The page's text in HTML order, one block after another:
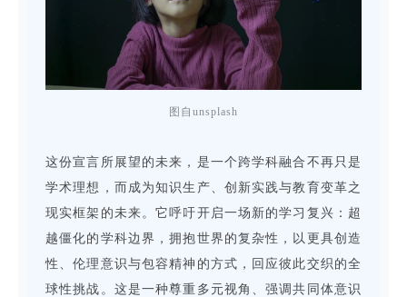
图自unsplash
这份宣言所展望的未来，是一个跨学科融合不再只是
学术理想，而成为知识生产、创新实践与教育变革之
现实框架的未来。它呼吁开启一场新的学习复兴：超
越僵化的学科边界，拥抱世界的复杂性，以更具创造
性、伦理意识与包容精神的方式，回应彼此交织的全
球性挑战。这是一种尊重多元视角、强调共同体意识